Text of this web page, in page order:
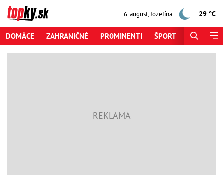
6. august,Jozefína 29 °C
DOMÁCE ZAHRANIČNÉ PROMINENTI ŠPORT